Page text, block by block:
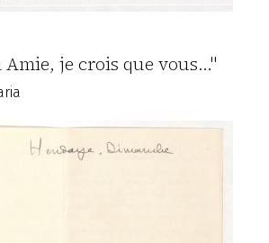
Amie, je crois que vous…"